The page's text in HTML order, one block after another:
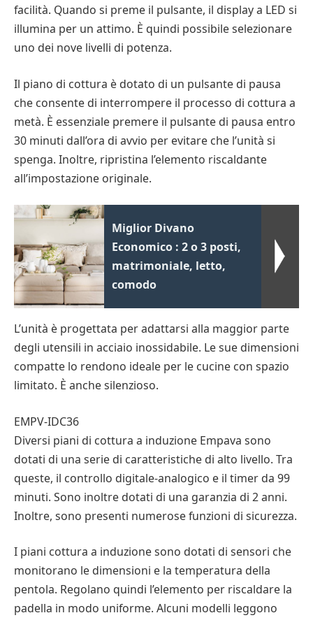
facilità. Quando si preme il pulsante, il display a LED si
illumina per un attimo. È quindi possibile selezionare
uno dei nove livelli di potenza.
Il piano di cottura è dotato di un pulsante di pausa
che consente di interrompere il processo di cottura a
metà. È essenziale premere il pulsante di pausa entro
30 minuti dall’ora di avvio per evitare che l’unità si
spenga. Inoltre, ripristina l’elemento riscaldante
all’impostazione originale.
Miglior Divano
Economico : 2 o 3 posti,
matrimoniale, letto,
comodo
L’unità è progettata per adattarsi alla maggior parte
degli utensili in acciaio inossidabile. Le sue dimensioni
compatte lo rendono ideale per le cucine con spazio
limitato. È anche silenzioso.
EMPV-IDC36
Diversi piani di cottura a induzione Empava sono
dotati di una serie di caratteristiche di alto livello. Tra
queste, il controllo digitale-analogico e il timer da 99
minuti. Sono inoltre dotati di una garanzia di 2 anni.
Inoltre, sono presenti numerose funzioni di sicurezza.
I piani cottura a induzione sono dotati di sensori che
monitorano le dimensioni e la temperatura della
pentola. Regolano quindi l’elemento per riscaldare la
padella in modo uniforme. Alcuni modelli leggono